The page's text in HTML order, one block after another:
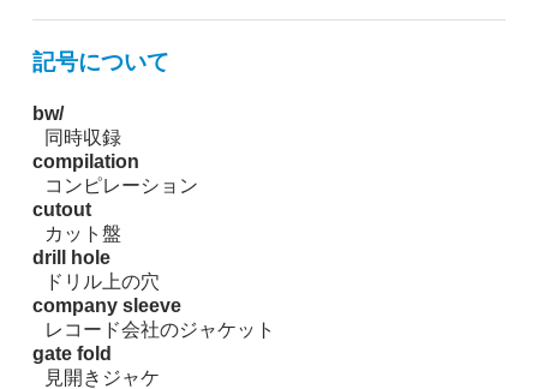
記号について
bw/
同時収録
compilation
コンピレーション
cutout
カット盤
drill hole
ドリル上の穴
company sleeve
レコード会社のジャケット
gate fold
見開きジャケ